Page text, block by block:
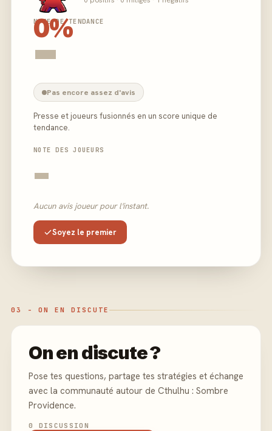
0%
NOTE DE TENDANCE
-
Pas encore assez d'avis
Presse et joueurs fusionnés en un score unique de
tendance.
NOTE DES JOUEURS
-
Aucun avis joueur pour l'instant.
Soyez le premier
03 - ON EN DISCUTE
On en discute ?
Pose tes questions, partage tes stratégies et échange
avec la communauté autour de Cthulhu : Sombre
Providence.
0 DISCUSSION